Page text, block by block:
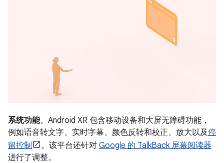
系统功能。Android XR 包含移动设备和大屏无障碍功能，
例如语音转文字、实时字幕、颜色反转和校正、放大以及停
留控制
。该平台还针对 Google 的 TalkBack 屏幕阅读器
进行了调整。